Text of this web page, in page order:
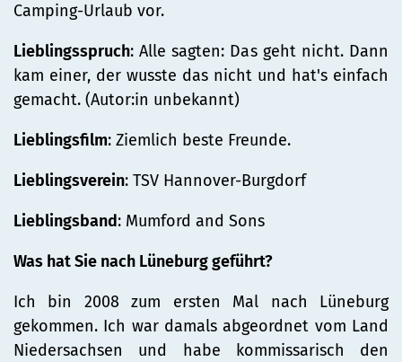
Camping-Urlaub vor.
Lieblingsspruch: Alle sagten: Das geht nicht. Dann
kam einer, der wusste das nicht und hat's einfach
gemacht. (Autor:in unbekannt)
Lieblingsfilm: Ziemlich beste Freunde.
Lieblingsverein: TSV Hannover-Burgdorf
Lieblingsband: Mumford and Sons
Was hat Sie nach Lüneburg geführt?
Ich bin 2008 zum ersten Mal nach Lüneburg
gekommen. Ich war damals abgeordnet vom Land
Niedersachsen und habe kommissarisch den